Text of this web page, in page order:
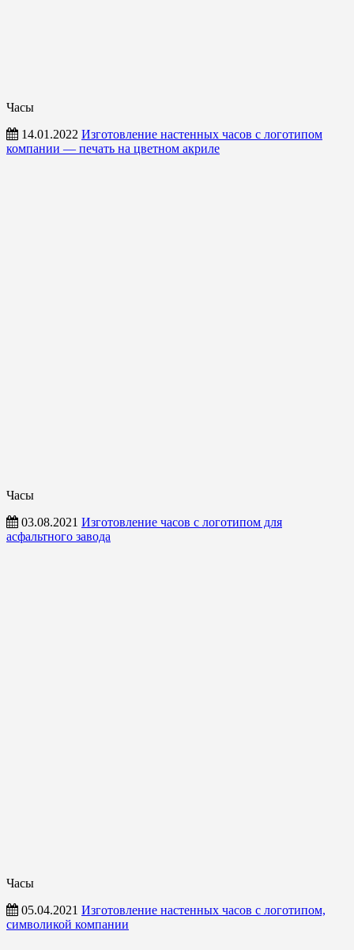
Часы
14.01.2022 Изготовление настенных часов с логотипом
компании — печать на цветном акриле
Часы
03.08.2021 Изготовление часов с логотипом для
асфальтного завода
Часы
05.04.2021 Изготовление настенных часов с логотипом,
символикой компании